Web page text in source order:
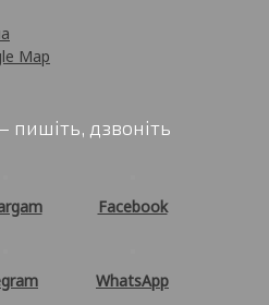
Map
дзвоніть
Facebook
WhatsApp